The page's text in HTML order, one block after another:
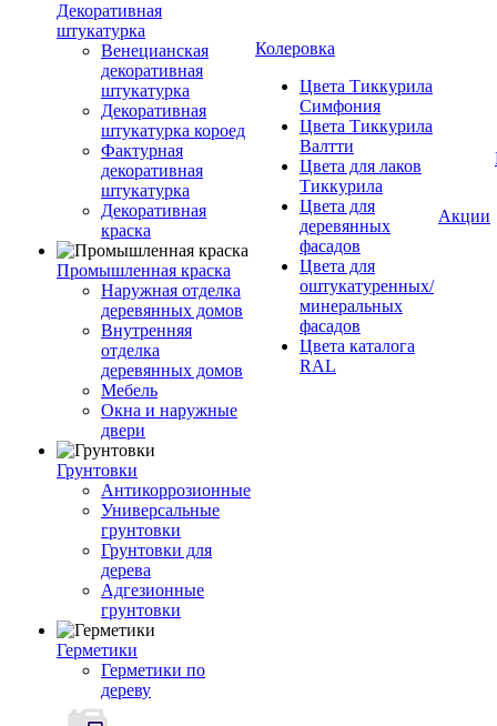
Декоративная
штукатурка
Венецианская
декоративная
штукатурка
Декоративная
штукатурка короед
Фактурная
декоративная
штукатурка
Декоративная
краска
Промышленная краска
Наружная отделка
деревянных домов
Внутренняя
отделка
деревянных домов
Мебель
Окна и наружные
двери
Грунтовки
Антикоррозионные
Универсальные
грунтовки
Грунтовки для
дерева
Адгезионные
грунтовки
Герметики
Герметики по
дереву
Колеровка
Цвета Тиккурила
Симфония
Цвета Тиккурила
Валтти
Цвета для лаков
Тиккурила
Цвета для
деревянных
фасадов
Цвета для
оштукатуренных/
минеральных
фасадов
Цвета каталога
RAL
Акции